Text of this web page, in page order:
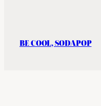
BE COOL, SODAPOP